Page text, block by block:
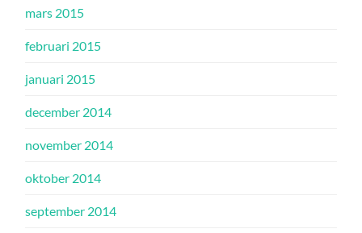
mars 2015
februari 2015
januari 2015
december 2014
november 2014
oktober 2014
september 2014